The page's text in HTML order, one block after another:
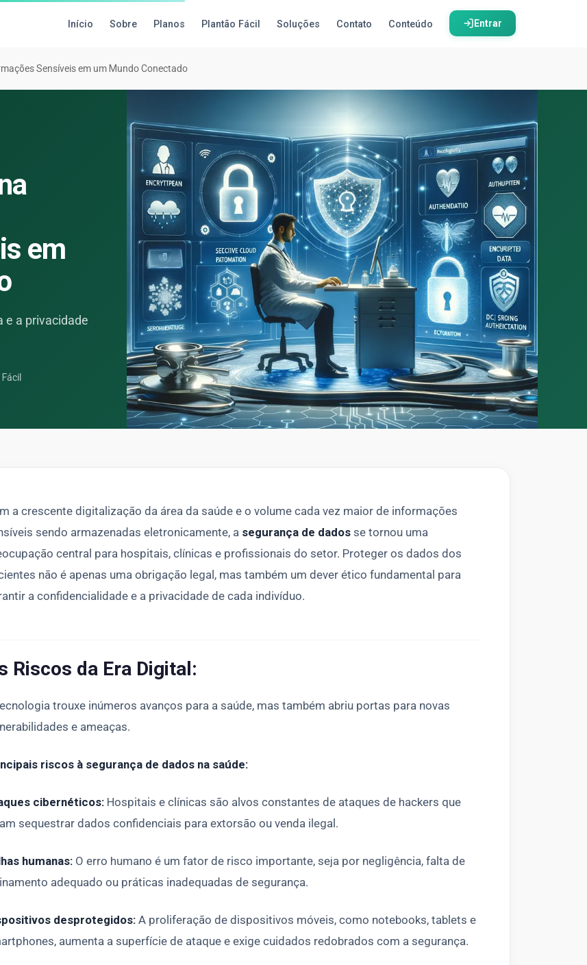
Início Sobre Planos Plantão Fácil Soluções Contato Conteúdo Entrar
Sensíveis em um Mundo Conectado
em
e a privacidade
a crescente digitalização da área da saúde e o volume cada vez maior de informações
sendo armazenadas eletronicamente, a segurança de dados se tornou uma
central para hospitais, clínicas e profissionais do setor. Proteger os dados dos
não é apenas uma obrigação legal, mas também um dever ético fundamental para
a confidencialidade e a privacidade de cada indivíduo.
Riscos da Era Digital:
trouxe inúmeros avanços para a saúde, mas também abriu portas para novas
e ameaças.
riscos à segurança de dados na saúde:
cibernéticos: Hospitais e clínicas são alvos constantes de ataques de hackers que
sequestrar dados confidenciais para extorsão ou venda ilegal.
humanas: O erro humano é um fator de risco importante, seja por negligência, falta de
adequado ou práticas inadequadas de segurança.
desprotegidos:A proliferação de dispositivos móveis, como notebooks, tablets e
aumenta a superfície de ataque e exige cuidados redobrados com a segurança.